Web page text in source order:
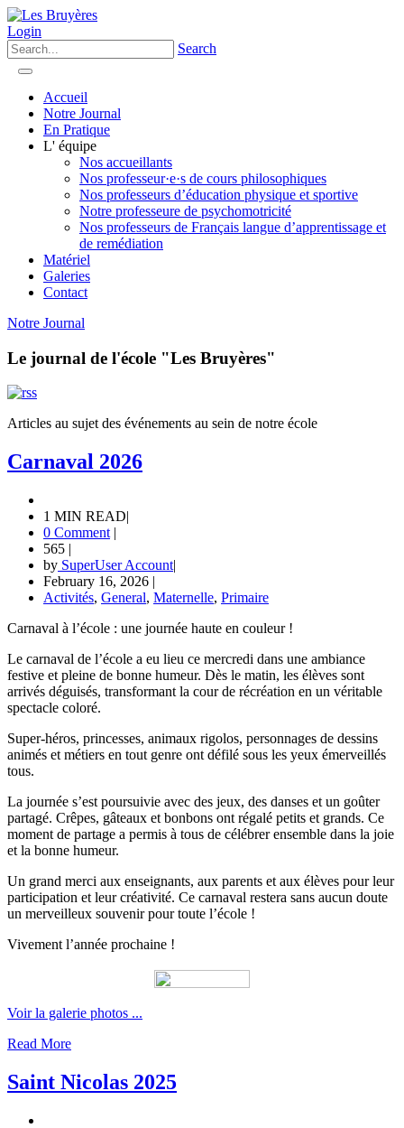
Login
Search
Accueil
Notre Journal
En Pratique
L' équipe
Nos accueillants
Nos professeur·e·s de cours philosophiques
Nos professeurs d’éducation physique et sportive
Notre professeure de psychomotricité
Nos professeurs de Français langue d’apprentissage et
de remédiation
Matériel
Galeries
Contact
Notre Journal
Le journal de l'école "Les Bruyères"
Articles au sujet des événements au sein de notre école
Carnaval 2026
1 MIN READ|
0 Comment |
565 |
by SuperUser Account|
February 16, 2026 |
Activités, General, Maternelle, Primaire
Carnaval à l’école : une journée haute en couleur !
Le carnaval de l’école a eu lieu ce mercredi dans une ambiance
festive et pleine de bonne humeur. Dès le matin, les élèves sont
arrivés déguisés, transformant la cour de récréation en un véritable
spectacle coloré.
Super-héros, princesses, animaux rigolos, personnages de dessins
animés et métiers en tout genre ont défilé sous les yeux émerveillés
tous.
La journée s’est poursuivie avec des jeux, des danses et un goûter
partagé. Crêpes, gâteaux et bonbons ont régalé petits et grands. Ce
moment de partage a permis à tous de célébrer ensemble dans la joie
et la bonne humeur.
Un grand merci aux enseignants, aux parents et aux élèves pour leur
participation et leur créativité. Ce carnaval restera sans aucun doute
un merveilleux souvenir pour toute l’école !
Vivement l’année prochaine !
Voir la galerie photos ...
Read More
Saint Nicolas 2025